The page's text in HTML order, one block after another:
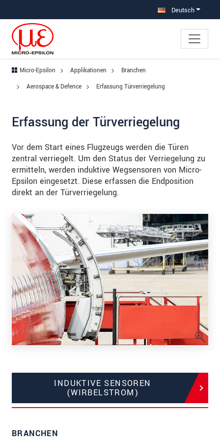
Deutsch
Micro-Epsilon Applikationen
Branchen
Aerospace & Defence
Erfassung Türverriegelung
Erfassung der Türverriegelung
Vor dem Start eines Flugzeugs werden die Türen
zentral verriegelt. Um den Status der Verriegelung zu
ermitteln, werden induktive Wegsensoren von Micro-
Epsilon eingesetzt. Diese erfassen die Endposition
direkt an der Türverriegelung.
INDUKTIVE SENSOREN
(WIRBELSTROM)
BRANCHEN